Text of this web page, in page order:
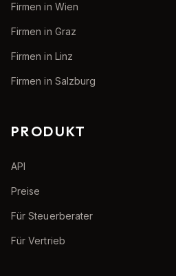
Firmen in Wien
Firmen in Graz
Firmen in Linz
Firmen in Salzburg
PRODUKT
API
Preise
Für Steuerberater
Für Vertrieb